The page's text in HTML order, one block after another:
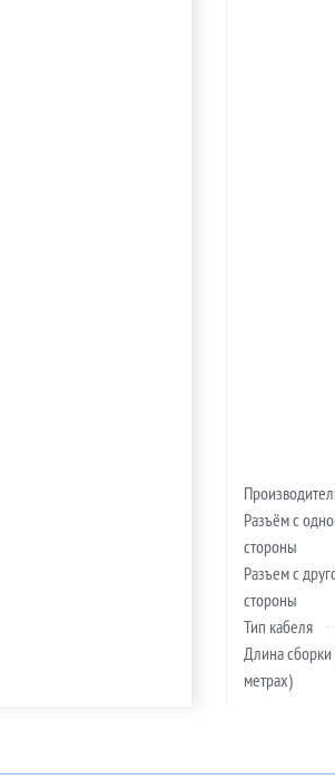
Разъём с
стороны
Разъем с
стороны
Тип кабеля
Длина сборки
метрах)